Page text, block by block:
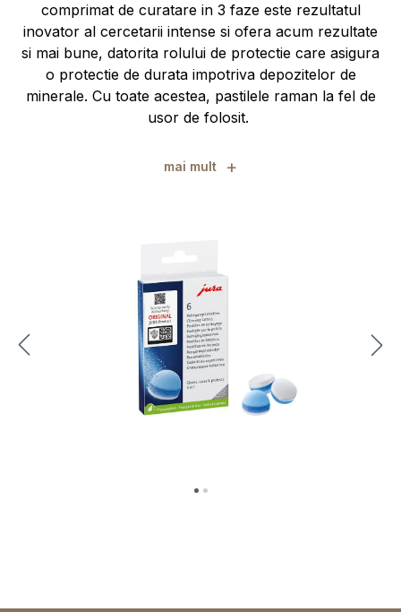
comprimat de curatare in 3 faze este rezultatul
inovator al cercetarii intense si ofera acum rezultate
si mai bune, datorita rolului de protectie care asigura
o protectie de durata impotriva depozitelor de
minerale. Cu toate acestea, pastilele raman la fel de
usor de folosit.
mai mult +